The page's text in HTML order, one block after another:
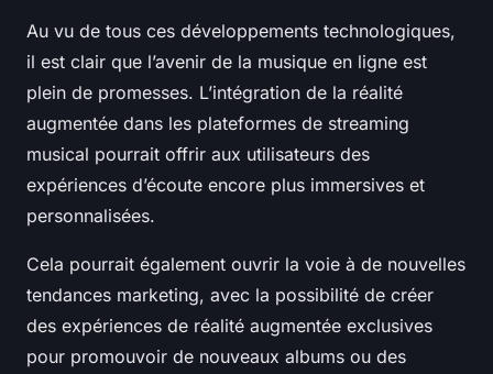
Au vu de tous ces développements technologiques,
il est clair que l’avenir de la musique en ligne est
plein de promesses. L’intégration de la réalité
augmentée dans les plateformes de streaming
musical pourrait offrir aux utilisateurs des
expériences d’écoute encore plus immersives et
personnalisées.
Cela pourrait également ouvrir la voie à de nouvelles
tendances marketing, avec la possibilité de créer
des expériences de réalité augmentée exclusives
pour promouvoir de nouveaux albums ou des